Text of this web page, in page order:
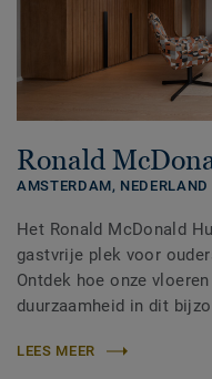
Ronald
AMSTERDAM, NEDERLAND
Het Ronald McDonald
gastvrije plek voor
Ontdek hoe onze
duurzaamheid in dit
LEES MEER